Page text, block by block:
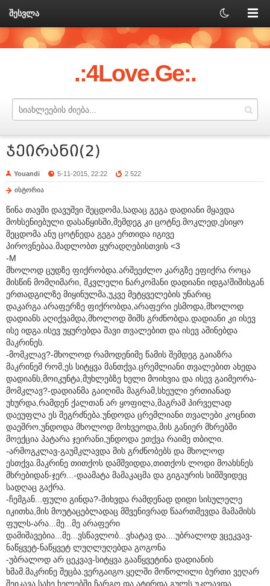
შესვლა
.:4Love.Ge:.
ჯეირანი(2)
Youandi 5-11-2015, 22:22 2 522
ისტორია
წინა თავში დავუშვი შეცდომა,სადაც გეგა დადიანი მყავდა
მოხსენიებული დასაწყისში,შემდეგ კი ცოტნე.მოკლედ,ესიყო
შეცდომა ანუ ცოტნედა გეგა ერთიდა იგივე
პიროვნებაა.მადლობთ ყურადღებისთვის <3
-M
მხოლოდ ცუდზე ფიქრობდა.არშეეძლო კარგზე ეფიქრა როცა
მისწინ მომღიმარი, მკვლელი ნარკომანი დადიანი იდგა!შიშისგან
ერთადგილზე მიყინულმა,უკვე მეტყველების უნარიც
დაკარგა.არაფერზე ფიქრობდა,არაფერი ესმოდა,მხოლოდ
დადიანს აღიქვამდა,მხოლოდ შიშს გრძნობდა.დადიანი კი ისევ
ისე იდგა.ისევ უყურებდა შავი თვალებით და ისევ აშინებდა
მაკრინეს.
-მომკლავ?-მხოლოდ რამოდენიმე წამის შემდეგ გაიაზრა
მაკრინემ რომ,ეს სიტყვა მანთქვა.ცრემლიანი თვალებით ახედა
დადიანს,მოიკუნტა,მუხლებზე ხელი მოიხვია და ისევ გაიმეორა-
მომკლავ?-დადიანმა გაიღიმა მაგრამ,სხეული ერთიანად
უხურდა,რამდენ ქალთან არ ყოფილა,მაგრამ პირველად
დაეუფლა ეს შეგრძნება.უნდოდა ცრემლიანი თვალები კოცნით
დაეშრო,უნდოდა მხოლოდ მოხვეოდა,მის განიერ მხრებში
მოექცია პატარა ჯეირანი,უნდოდა ეთქვა რაიმე თბილი.
-არმოგკლავ-გაუმკლავდა მის გრძნობებს და მხოლოდ
ესთქვა.მაკრინე თითქოს დამშვიდდა,თითქოს ლოდი მოახსნეს
მხრებიდან-ჯერ...-დაამატა მამაკაცმა და გიგაურის სიმშვიდეც
სადღაც გაქრა.
-ჩემგან...ფული გინდა?-მიხვდა რამდენად დიდი სისულელე
იკითხა,მის მოუტაცებლადაც მშვენივრად წაართმევდა მამამისს
ფულს-არა...მე...მე არაფერი
დამიშავებია...მე...ვსწავლობ...ვხატავ და....უბრალოდ ვცეკვავ-
ნაწყვეტ-ნაწყვეტ ლუღლუღებდა გოგონა
-უბრალოდ არ ცეკვავ-სიტყვა გააწყვეტინა დადიანის
ხმამ.მაკრინე შეცბა.ვერგაიგო.ყელში მოწოლილი ბურთი ვეღარ
შეიკავა,სახე ხელებში ჩარგო და ატირდა.გულს უკლავდა